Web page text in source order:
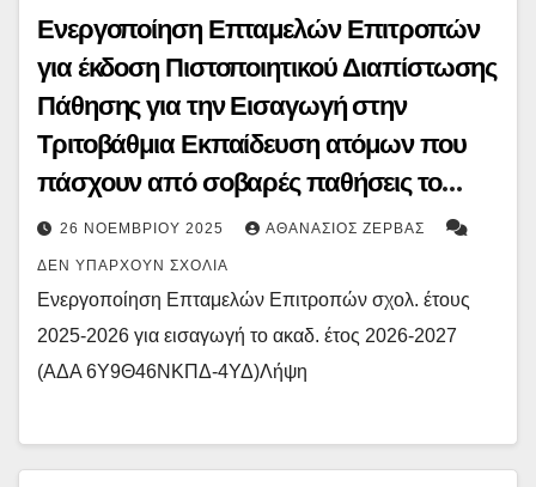
Ενεργοποίηση Επταμελών Επιτροπών
για έκδοση Πιστοποιητικού Διαπίστωσης
Πάθησης για την Εισαγωγή στην
Τριτοβάθμια Εκπαίδευση ατόμων που
πάσχουν από σοβαρές παθήσεις το
ακαδημαϊκό έτος 2026-2027
26 ΝΟΕΜΒΡΊΟΥ 2025 ΑΘΑΝΆΣΙΟΣ ΖΈΡΒΑΣ
ΔΕΝ ΥΠΆΡΧΟΥΝ ΣΧΌΛΙΑ
Ενεργοποίηση Επταμελών Επιτροπών σχολ. έτους
2025-2026 για εισαγωγή το ακαδ. έτος 2026-2027
(ΑΔΑ 6Υ9Θ46ΝΚΠΔ-4ΥΔ)Λήψη